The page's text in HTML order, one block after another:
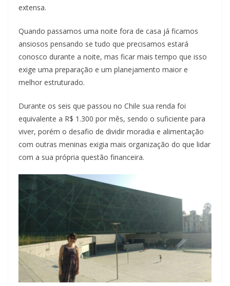
extensa.
Quando passamos uma noite fora de casa já ficamos
ansiosos pensando se tudo que precisamos estará
conosco durante a noite, mas ficar mais tempo que isso
exige uma preparação e um planejamento maior e
melhor estruturado.
Durante os seis que passou no Chile sua renda foi
equivalente a R$ 1.300 por mês, sendo o suficiente para
viver, porém o desafio de dividir moradia e alimentação
com outras meninas exigia mais organização do que lidar
com a sua própria questão financeira.